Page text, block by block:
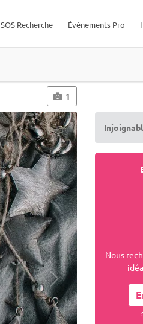
Événements Pro
SOS Recherche
1
Nous